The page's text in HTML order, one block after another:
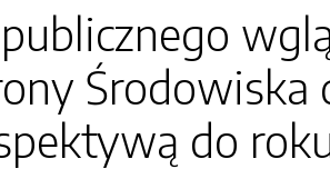
Środowiska
do